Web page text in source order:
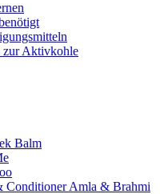
zur Aktivkohle
Balm
Conditioner Amla & Brahmi